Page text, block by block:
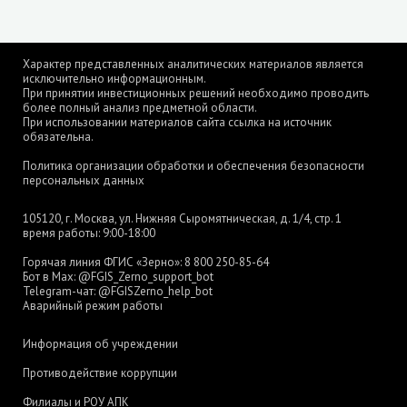
Характер представленных аналитических материалов является
исключительно информационным.
При принятии инвестиционных решений необходимо проводить
более полный анализ предметной области.
При использовании материалов сайта ссылка на источник
обязательна.
Политика организации обработки и обеспечения безопасности
персональных данных
105120, г. Москва, ул. Нижняя Сыромятническая, д. 1/4, стр. 1
время работы: 9:00-18:00
Горячая линия ФГИС «Зерно»: 8 800 250-85-64
Бот в Max: @FGIS_Zerno_support_bot
Telegram-чат: @FGISZerno_help_bot
Аварийный режим работы
Информация об учреждении
Противодействие коррупции
Филиалы и РОУ АПК